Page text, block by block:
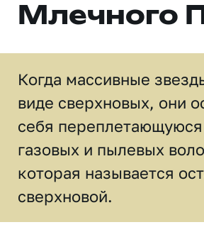
Млечного
Когда массивные
виде сверхновых, они
себя переплетающуюся
газовых и пылевых
которая называется
сверхновой.